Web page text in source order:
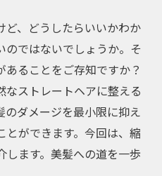
ど、どうしたらいいかわか
のではないでしょうか。そ
あることをご存知ですか？
なストレートヘアに整える
のダメージを最小限に抑え
とができます。今回は、縮
ます。美髪への道を一歩